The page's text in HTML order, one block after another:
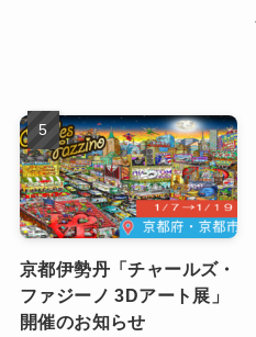
京都伊勢丹「チャールズ・
ファジーノ 3Dアート展」
開催のお知らせ